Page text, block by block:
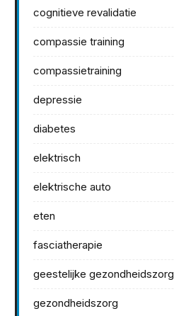
cognitieve revalidatie
compassie training
compassietraining
depressie
diabetes
elektrisch
elektrische auto
eten
fasciatherapie
geestelijke gezondheidszorg
gezondheidszorg